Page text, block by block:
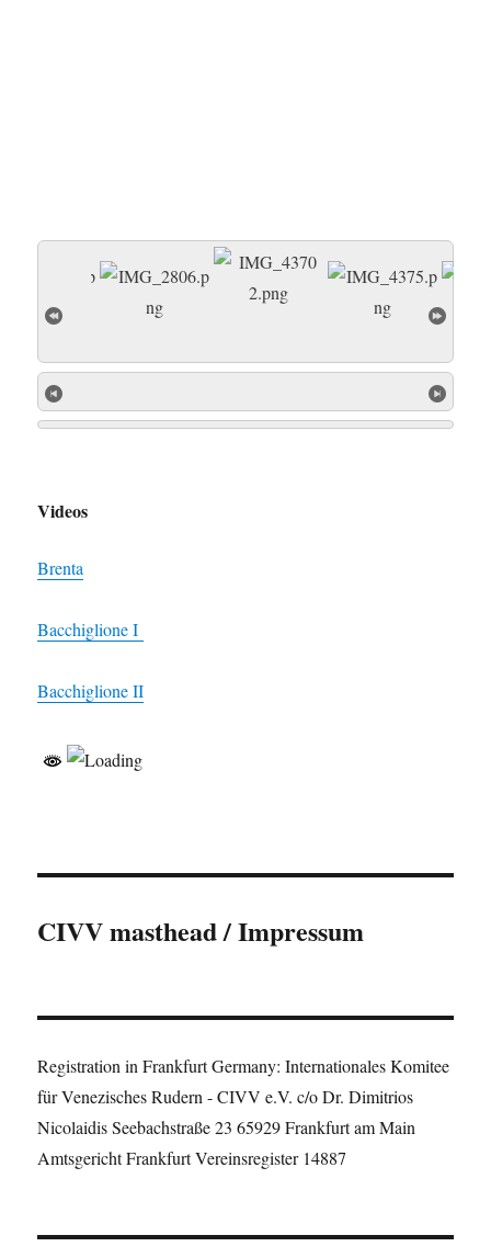
Videos
Brenta
Bacchiglione I
Bacchiglione II
CIVV masthead / Impressum
Registration in Frankfurt Germany: Internationales Komitee
für Venezisches Rudern - CIVV e.V. c/o Dr. Dimitrios
Nicolaidis Seebachstraße 23 65929 Frankfurt am Main
Amtsgericht Frankfurt Vereinsregister 14887